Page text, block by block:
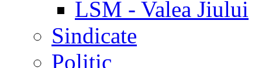
LSM - Valea Jiului
Sindicate
Politic